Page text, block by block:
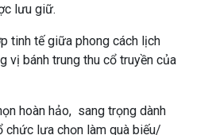
lưu giữ.
tinh tế giữa phong cách lịch
vị bánh trung thu cổ truyền của
hoàn hảo, sang trọng dành
chức lựa chọn làm quà biếu/